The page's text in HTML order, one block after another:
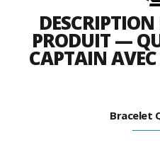
PRODUIT —
CAPTAIN
Bracelet